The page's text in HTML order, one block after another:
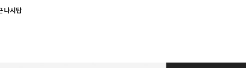
나시탑